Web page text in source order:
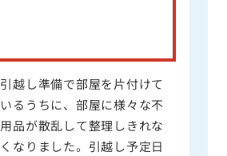
引越し準備で部屋を片付けて
いるうちに、部屋に様々な不
用品が散乱して整理しきれな
くなりました。引越し予定日